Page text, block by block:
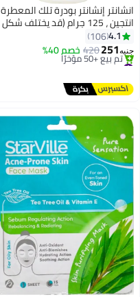
انشانتر إنشانتر بودرة تلك المعطرة
انتجين ، 125 جرام (قد يختلف شكل
العبوة)
4.1
106
جنيه251
420 خصم 40%
#4 في عطور
تم بيع +50 مؤخرًا
#4 في عطور